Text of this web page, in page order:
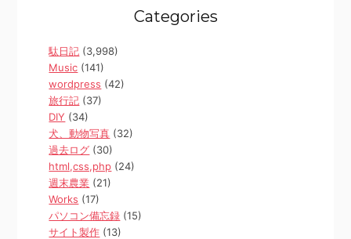
Categories
駄日記 (3,998)
Music (141)
wordpress (42)
旅行記 (37)
DIY (34)
犬、動物写真 (32)
過去ログ (30)
html,css,php (24)
週末農業 (21)
Works (17)
パソコン備忘録 (15)
サイト製作 (13)